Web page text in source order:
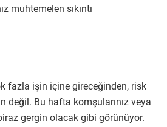
muhtemelen sıkıntı
fazla işin içine gireceğinden, risk
değil. Bu hafta komşularınız veya
gergin olacak gibi görünüyor.